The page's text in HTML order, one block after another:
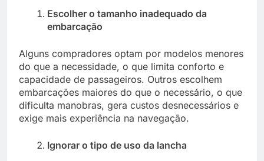
Escolher o tamanho inadequado da
embarcação
Alguns compradores optam por modelos menores
do que a necessidade, o que limita conforto e
capacidade de passageiros. Outros escolhem
embarcações maiores do que o necessário, o que
dificulta manobras, gera custos desnecessários e
exige mais experiência na navegação.
Ignorar o tipo de uso da lancha